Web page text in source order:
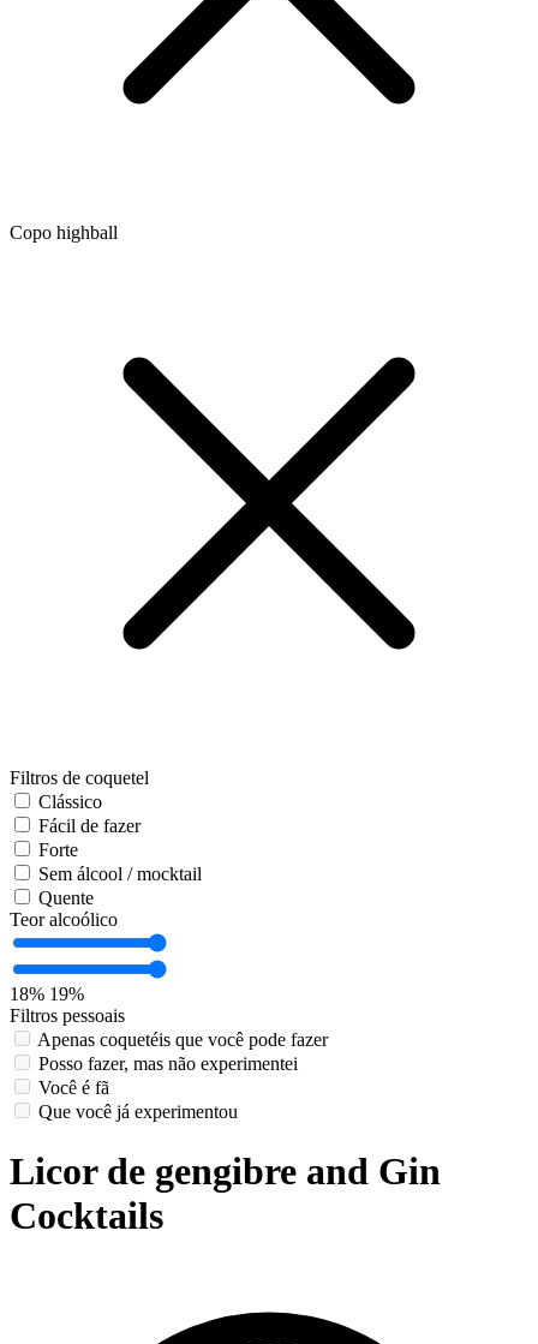
Copo highball
Filtros de coquetel
Clássico
Fácil de fazer
Forte
Sem álcool / mocktail
Quente
Teor alcoólico
18% 19%
Filtros pessoais
Apenas coquetéis que você pode fazer
Posso fazer, mas não experimentei
Você é fã
Que você já experimentou
Licor de gengibre and Gin
Cocktails